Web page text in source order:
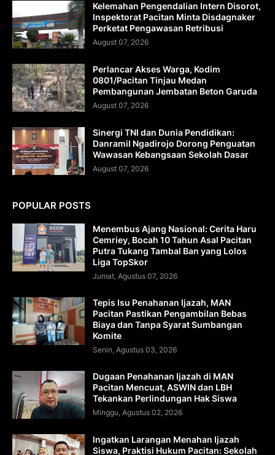
Kelemahan Pengendalian Intern Disorot,
Inspektorat Pacitan Minta Disdagnaker
Perketat Pengawasan Retribusi
August 07, 2026
Perlancar Akses Warga, Kodim
0801/Pacitan Tinjau Medan
Pembangunan Jembatan Beton Garuda
August 07, 2026
Sinergi TNI dan Dunia Pendidikan:
Danramil Ngadirojo Dorong Penguatan
Wawasan Kebangsaan Sekolah Dasar
August 07, 2026
POPULAR POSTS
Menembus Ajang Nasional: Cerita Haru
Cemriey, Bocah 10 Tahun Asal Pacitan
Putra Tukang Tambal Ban yang Lolos
Liga TopSkor
Jumat, Agustus 07, 2026
Tepis Isu Penahanan Ijazah, MAN
Pacitan Pastikan Pengambilan Bebas
Biaya dan Tanpa Syarat Sumbangan
Komite
Senin, Agustus 03, 2026
Dugaan Penahanan Ijazah di MAN
Pacitan Mencuat, ASWIN dan LBH
Tekankan Perlindungan Hak Siswa
Minggu, Agustus 02, 2026
Ingatkan Larangan Menahan Ijazah
Siswa, Praktisi Hukum Pacitan: Sekolah